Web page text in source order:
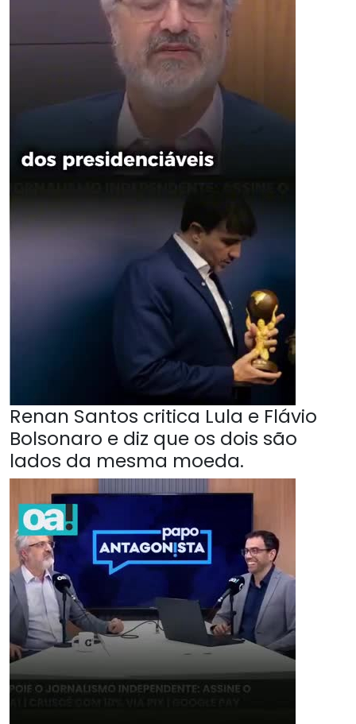
Renan Santos critica Lula e Flávio
Bolsonaro e diz que os dois são
lados da mesma moeda.